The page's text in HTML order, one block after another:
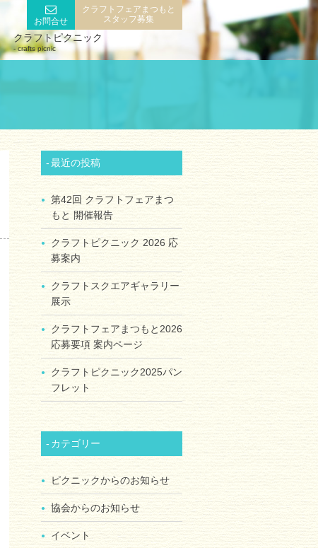
クラフトピクニック
crafts picnic
お問合せ
クラフトフェアまつもと
スタッフ募集
最近の投稿
第42回 クラフトフェアまつ
もと 開催報告
クラフトピクニック 2026 応
募案内
クラフトスクエアギャラリー
展示
クラフトフェアまつもと2026
応募要項 案内ページ
クラフトピクニック2025パン
フレット
カテゴリー
ピクニックからのお知らせ
協会からのお知らせ
イベント